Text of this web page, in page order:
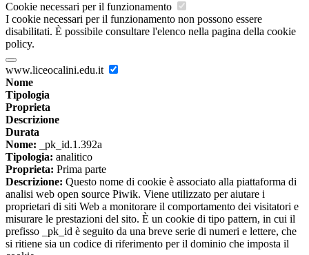
Cookie necessari per il funzionamento
I cookie necessari per il funzionamento non possono essere
disabilitati. È possibile consultare l'elenco nella pagina della cookie
policy.
www.liceocalini.edu.it
Nome
Tipologia
Proprieta
Descrizione
Durata
Nome: _pk_id.1.392a
Tipologia: analitico
Proprieta: Prima parte
Descrizione: Questo nome di cookie è associato alla piattaforma di
analisi web open source Piwik. Viene utilizzato per aiutare i
proprietari di siti Web a monitorare il comportamento dei visitatori e
misurare le prestazioni del sito. È un cookie di tipo pattern, in cui il
prefisso _pk_id è seguito da una breve serie di numeri e lettere, che
si ritiene sia un codice di riferimento per il dominio che imposta il